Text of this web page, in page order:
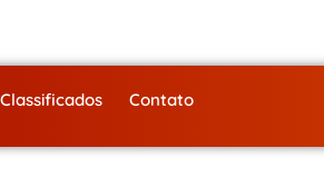
Classificados Contato